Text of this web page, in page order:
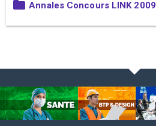
Annales Concours LINK 2009